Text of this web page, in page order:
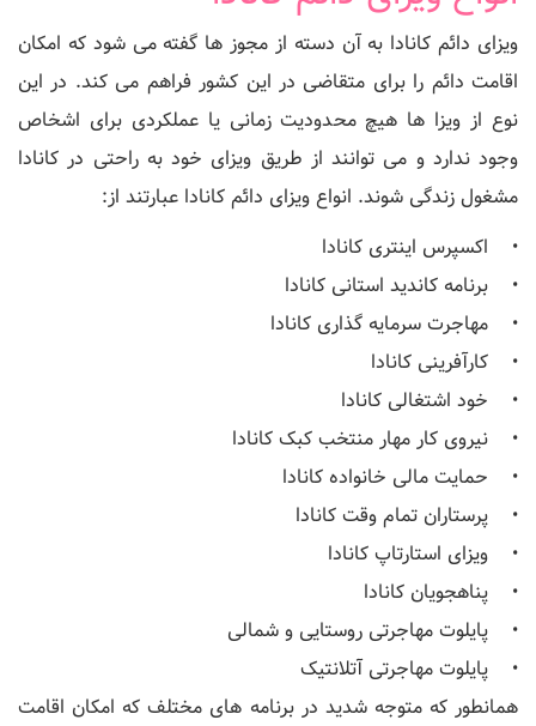
ویزای دائم کانادا به آن دسته از مجوز ها گفته می شود که امکان
اقامت دائم را برای متقاضی در این کشور فراهم می کند. در این
نوع از ویزا ها هیچ محدودیت زمانی یا عملکردی برای اشخاص
وجود ندارد و می توانند از طریق ویزای خود به راحتی در کانادا
مشغول زندگی شوند. انواع ویزای دائم کانادا عبارتند از:
• اکسپرس اینتری کانادا
• برنامه کاندید استانی کانادا
• مهاجرت سرمایه گذاری کانادا
• کارآفرینی کانادا
• خود اشتغالی کانادا
• نیروی کار مهار منتخب کبک کانادا
• حمایت مالی خانواده کانادا
• پرستاران تمام وقت کانادا
• ویزای استارتاپ کانادا
• پناهجویان کانادا
• پایلوت مهاجرتی روستایی و شمالی
• پایلوت مهاجرتی آتلانتیک
همانطور که متوجه شدید در برنامه های مختلف که امکان اقامت